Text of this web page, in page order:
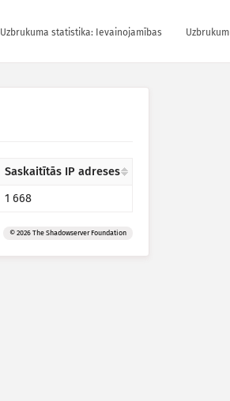
Uzbrukuma statistika: Ievainojamības
Saskaitītās IP adreses
1 668
© 2026 The Shadowserver Foundation